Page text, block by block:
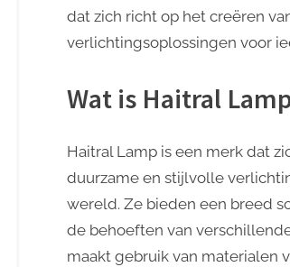
dat zich richt op het creëren
verlichtingsoplossingen voor
Wat is Haitral
Haitral Lamp is een merk dat
duurzame en stijlvolle
wereld. Ze bieden een breed
de behoeften van
maakt gebruik van materialen